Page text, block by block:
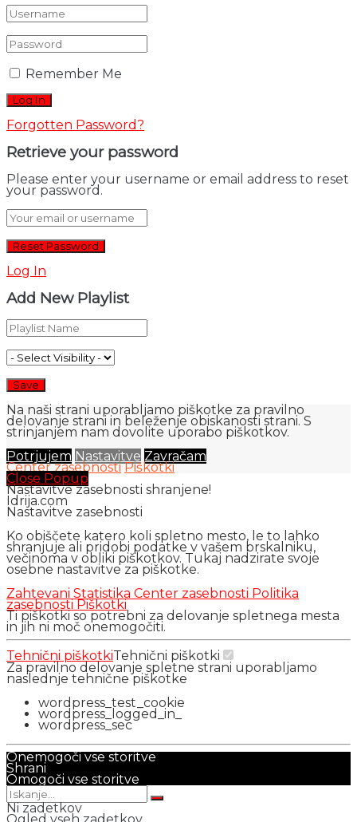
Remember Me
Forgotten Password?
Retrieve your password
Please enter your username or email address to reset
your password.
Log In
Add New Playlist
Na naši strani uporabljamo piškotke za pravilno
delovanje strani in beleženje obiskanosti strani. S
strinjanjem nam dovolite uporabo piškotkov.
Potrjujem Nastavitve Zavračam
Center zasebnosti Piškotki
Close Popup
Nastavitve zasebnosti shranjene!
Idrija.com
Nastavitve zasebnosti
Ko obiščete katero koli spletno mesto, le to lahko
shranjuje ali pridobi podatke v vašem brskalniku,
večinoma v obliki piškotkov. Tukaj nadzirate svoje
osebne nastavitve za piškotke.
Zahtevani Statistika Center zasebnosti Politika
zasebnosti Piškotki
Ti piškotki so potrebni za delovanje spletnega mesta
in jih ni moč onemogočiti.
Tehnični piškotkiTehnični piškotki
Za pravilno delovanje spletne strani uporabljamo
naslednje tehnične piškotke
wordpress_test_cookie
wordpress_logged_in_
wordpress_sec
Onemogoči vse storitve
Shrani
Omogoči vse storitve
Ni zadetkov